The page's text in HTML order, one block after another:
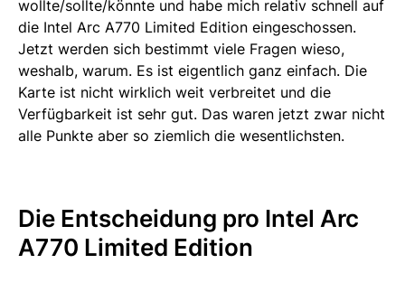
wollte/sollte/könnte und habe mich relativ schnell auf
die Intel Arc A770 Limited Edition eingeschossen.
Jetzt werden sich bestimmt viele Fragen wieso,
weshalb, warum. Es ist eigentlich ganz einfach. Die
Karte ist nicht wirklich weit verbreitet und die
Verfügbarkeit ist sehr gut. Das waren jetzt zwar nicht
alle Punkte aber so ziemlich die wesentlichsten.
Die Entscheidung pro Intel Arc
A770 Limited Edition